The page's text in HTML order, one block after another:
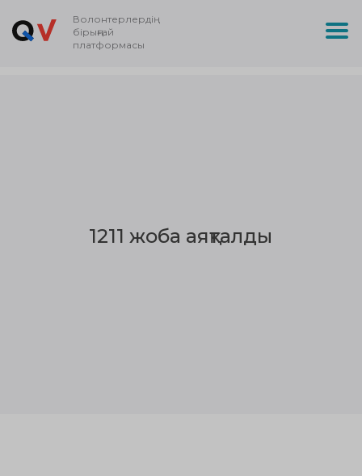
Волонтерлердің
бірыңғай
платформасы
1211 жоба аяқталды